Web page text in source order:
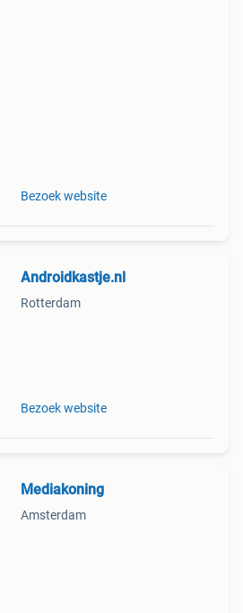
Bezoek website
Androidkastje.nl
Rotterdam
Bezoek website
Mediakoning
Amsterdam